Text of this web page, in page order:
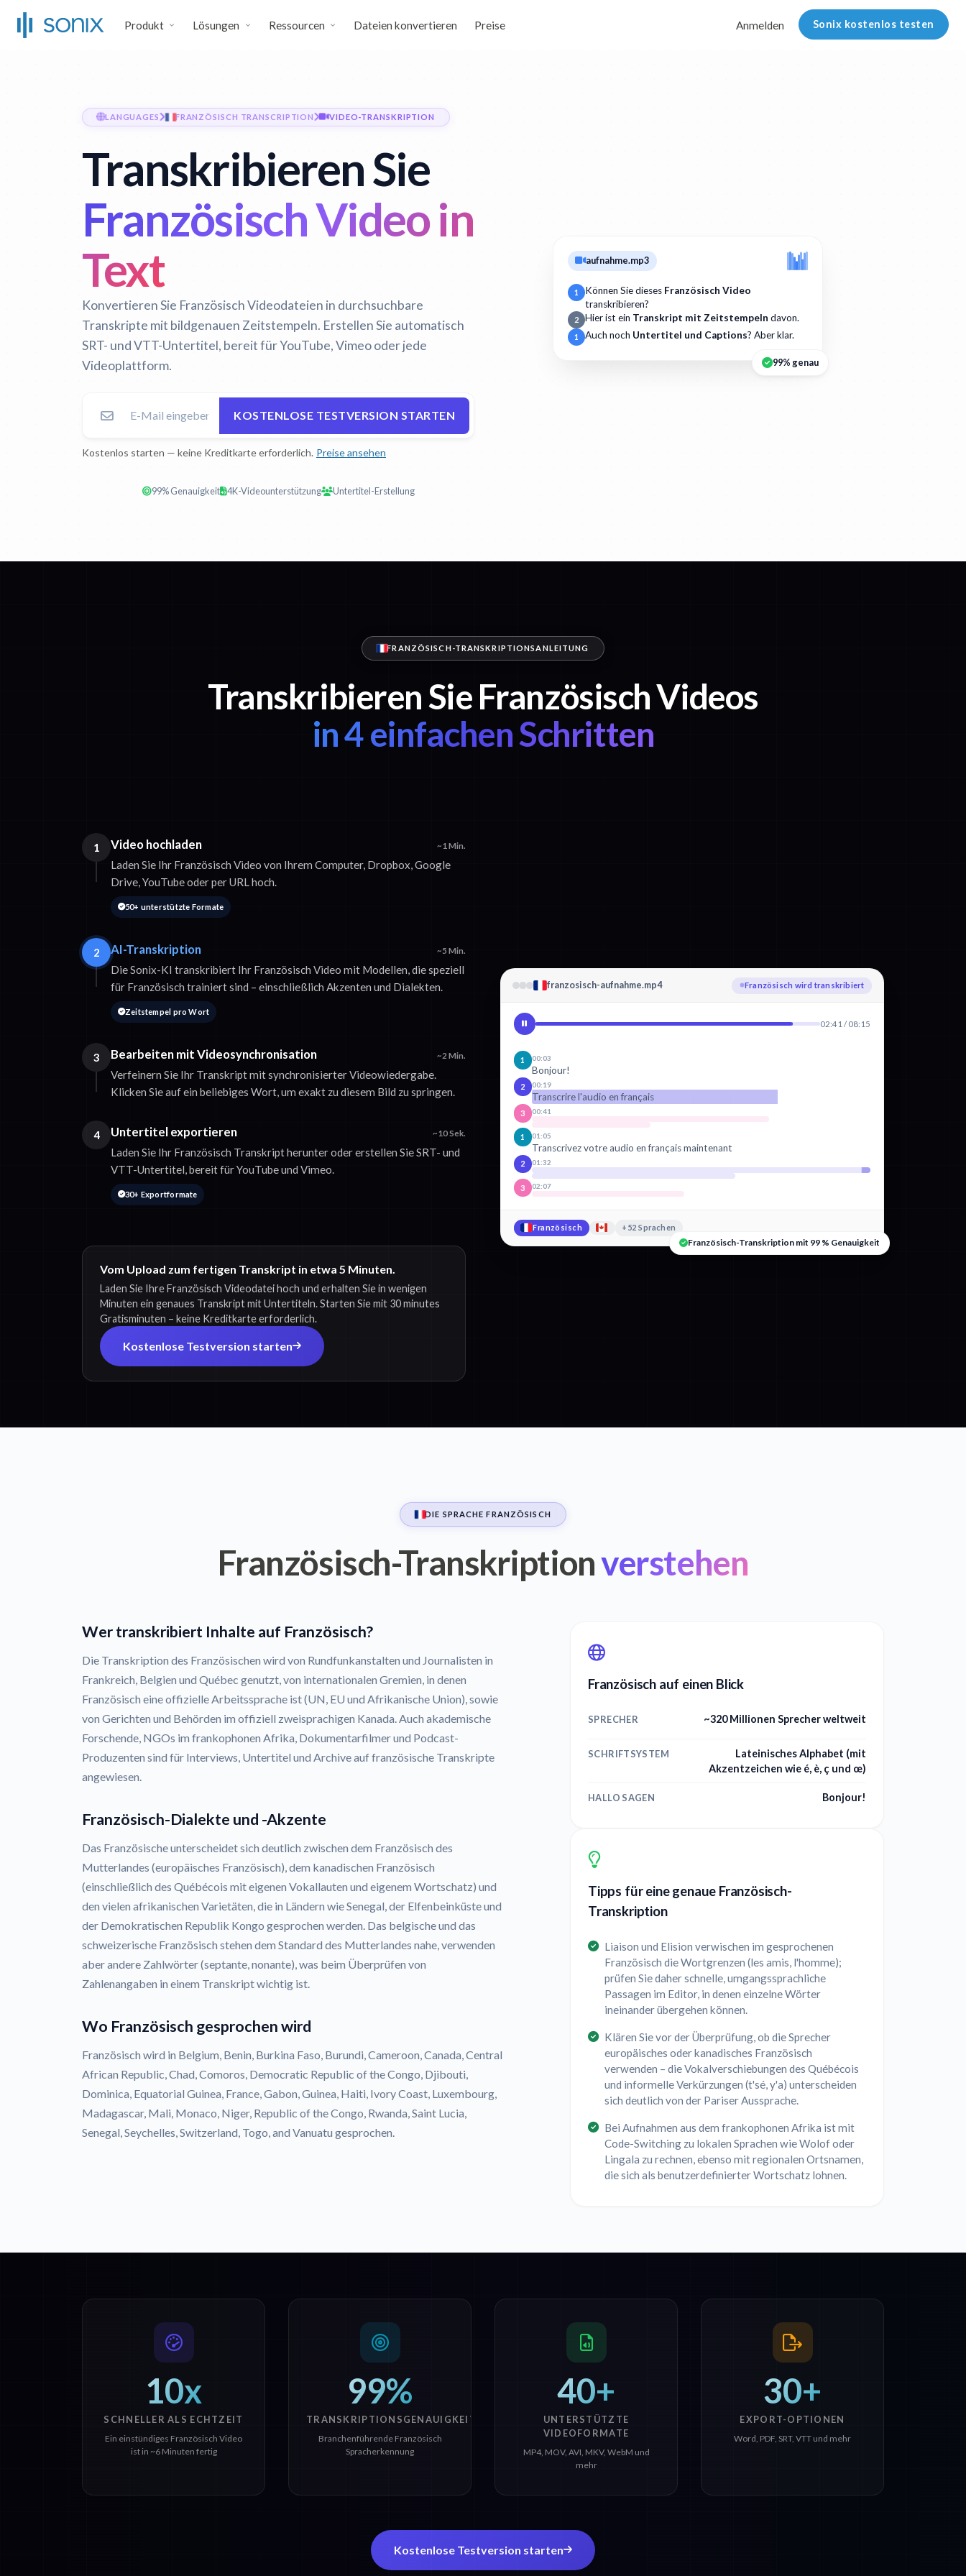
Produkt Lösungen Ressourcen Dateien konvertieren Preise Anmelden Sonix kostenlos testen
LANGUAGES FRANZÖSISCH TRANSCRIPTION VIDEO-TRANSKRIPTION
Transkribieren Sie
Französisch Video in
Text
Konvertieren Sie Französisch Videodateien in durchsuchbare
Transkripte mit bildgenauen Zeitstempeln. Erstellen Sie automatisch
SRT- und VTT-Untertitel, bereit für YouTube, Vimeo oder jede
Videoplattform.
KOSTENLOSE TESTVERSION STARTEN
Kostenlos starten — keine Kreditkarte erforderlich. Preise ansehen
99% Genauigkeit 4K-Videounterstützung Untertitel-Erstellung
aufnahme.mp3
1 Können Sie dieses Französisch Video
transkribieren?
2 Hier ist ein Transkript mit Zeitstempeln davon.
1 Auch noch Untertitel und Captions? Aber klar.
99% genau
FRANZÖSISCH-TRANSKRIPTIONSANLEITUNG
Transkribieren Sie Französisch Videos
in 4 einfachen Schritten
1 Video hochladen ~1 Min.
Laden Sie Ihr Französisch Video von Ihrem Computer, Dropbox, Google
Drive, YouTube oder per URL hoch.
50+ unterstützte Formate
2 AI-Transkription ~5 Min.
Die Sonix-KI transkribiert Ihr Französisch Video mit Modellen, die speziell
für Französisch trainiert sind – einschließlich Akzenten und Dialekten.
Zeitstempel pro Wort
3 Bearbeiten mit Videosynchronisation ~2 Min.
Verfeinern Sie Ihr Transkript mit synchronisierter Videowiedergabe.
Klicken Sie auf ein beliebiges Wort, um exakt zu diesem Bild zu springen.
4 Untertitel exportieren ~10 Sek.
Laden Sie Ihr Französisch Transkript herunter oder erstellen Sie SRT- und
VTT-Untertitel, bereit für YouTube und Vimeo.
30+ Exportformate
Vom Upload zum fertigen Transkript in etwa 5 Minuten.
Laden Sie Ihre Französisch Videodatei hoch und erhalten Sie in wenigen
Minuten ein genaues Transkript mit Untertiteln. Starten Sie mit 30 minutes
Gratisminuten – keine Kreditkarte erforderlich.
Kostenlose Testversion starten
franzosisch-aufnahme.mp4 Bearbeitung
02:41 / 08:15
1 00:03
Bonjour!
2 00:19
Transcrire l'audio en français
3 00:41
1 01:05
Transcrivez votre audio en français maintenant
2 01:32
3 02:07
Französisch +52 Sprachen
Französisch-Transkription mit 99 % Genauigkeit
DIE SPRACHE FRANZÖSISCH
Französisch-Transkriptionverstehen
Wer transkribiert Inhalte auf Französisch?
Die Transkription des Französischen wird von Rundfunkanstalten und Journalisten in
Frankreich, Belgien und Québec genutzt, von internationalen Gremien, in denen
Französisch eine offizielle Arbeitssprache ist (UN, EU und Afrikanische Union), sowie
von Gerichten und Behörden im offiziell zweisprachigen Kanada. Auch akademische
Forschende, NGOs im frankophonen Afrika, Dokumentarfilmer und Podcast-
Produzenten sind für Interviews, Untertitel und Archive auf französische Transkripte
angewiesen.
Französisch-Dialekte und -Akzente
Das Französische unterscheidet sich deutlich zwischen dem Französisch des
Mutterlandes (europäisches Französisch), dem kanadischen Französisch
(einschließlich des Québécois mit eigenen Vokallauten und eigenem Wortschatz) und
den vielen afrikanischen Varietäten, die in Ländern wie Senegal, der Elfenbeinküste und
der Demokratischen Republik Kongo gesprochen werden. Das belgische und das
schweizerische Französisch stehen dem Standard des Mutterlandes nahe, verwenden
aber andere Zahlwörter (septante, nonante), was beim Überprüfen von
Zahlenangaben in einem Transkript wichtig ist.
Wo Französisch gesprochen wird
Französisch wird in Belgium, Benin, Burkina Faso, Burundi, Cameroon, Canada, Central
African Republic, Chad, Comoros, Democratic Republic of the Congo, Djibouti,
Dominica, Equatorial Guinea, France, Gabon, Guinea, Haiti, Ivory Coast, Luxembourg,
Madagascar, Mali, Monaco, Niger, Republic of the Congo, Rwanda, Saint Lucia,
Senegal, Seychelles, Switzerland, Togo, and Vanuatu gesprochen.
Französisch auf einen Blick
SPRECHER ~320 Millionen Sprecher weltweit
SCHRIFTSYSTEM
Lateinisches Alphabet (mit
Akzentzeichen wie é, è, ç und œ)
HALLO SAGEN Bonjour!
Tipps für eine genaue Französisch-
Transkription
Liaison und Elision verwischen im gesprochenen
Französisch die Wortgrenzen (les amis, l'homme);
prüfen Sie daher schnelle, umgangssprachliche
Passagen im Editor, in denen einzelne Wörter
ineinander übergehen können.
Klären Sie vor der Überprüfung, ob die Sprecher
europäisches oder kanadisches Französisch
verwenden – die Vokalverschiebungen des Québécois
und informelle Verkürzungen (t'sé, y'a) unterscheiden
sich deutlich von der Pariser Aussprache.
Bei Aufnahmen aus dem frankophonen Afrika ist mit
Code-Switching zu lokalen Sprachen wie Wolof oder
Lingala zu rechnen, ebenso mit regionalen Ortsnamen,
die sich als benutzerdefinierter Wortschatz lohnen.
10x
SCHNELLER ALS ECHTZEIT
Ein einstündiges Französisch Video
ist in ~6 Minuten fertig
99%
TRANSKRIPTIONSGENAUIGKEIT
Branchenführende Französisch
Spracherkennung
40+
UNTERSTÜTZTE
VIDEOFORMATE
MP4, MOV, AVI, MKV, WebM und
mehr
30+
EXPORT-OPTIONEN
Word, PDF, SRT, VTT und mehr
Kostenlose Testversion starten